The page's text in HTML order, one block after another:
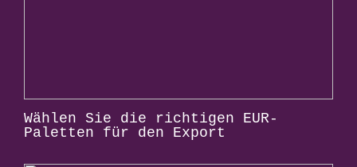
Wählen Sie die richtigen EUR-
Paletten für den Export